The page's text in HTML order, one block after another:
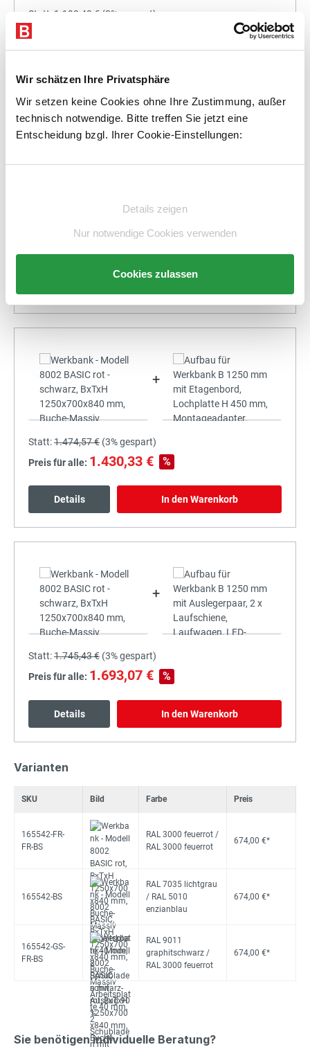
Wir schätzen Ihre Privatsphäre
Wir setzen keine Cookies ohne Ihre Zustimmung, außer
technisch notwendige. Bitte treffen Sie jetzt eine
Entscheidung bzgl. Ihrer Cookie-Einstellungen:
Details zeigen
Nur notwendige Cookies verwenden
Cookies zulassen
Statt: 1.193,43 € (3%
gespart)
Preis für alle:
+
1.347,71 € (3%
gespart)
+
Statt:1.474,57 € (3%gespart)
Preis für alle: 1.430,33 € %
Details In den Warenkorb
+
Statt:1.745,43 € (3%gespart)
Preis für alle: 1.693,07 € %
Details In den Warenkorb
Varianten
SKU Bild Farbe Preis
165542-FR-
FR-BS
RAL 3000 feuerrot /
RAL 3000 feuerrot
674,00 €*
165542-BS
RAL 7035 lichtgrau
/ RAL 5010
enzianblau
674,00 €*
165542-GS-
FR-BS
RAL 9011
graphitschwarz /
RAL 3000 feuerrot
674,00 €*
Sie benötigen individuelle Beratung?